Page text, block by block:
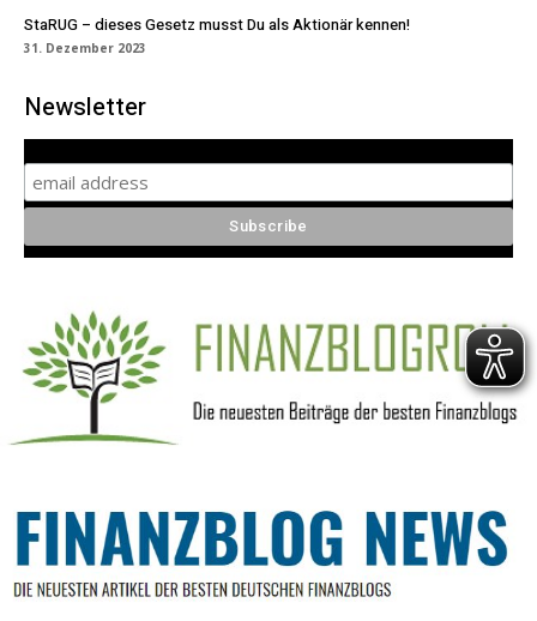
StaRUG – dieses Gesetz musst Du als Aktionär kennen!
31. Dezember 2023
Newsletter